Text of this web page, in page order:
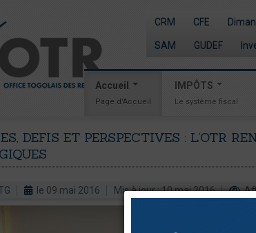
CRM CFE
SAM GUDEF
Accueil
Page d'Accueil
IMPÔTS
Le système fiscal
DEFIS ET PERSPECTIVES : L’OTR
le 09 mai 2016 Mis à jour : 10 mai 2016